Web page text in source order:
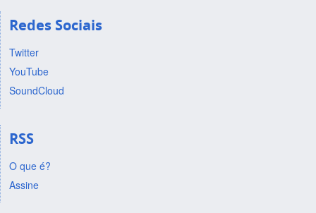
Redes Sociais
Twitter
YouTube
SoundCloud
RSS
O que é?
Assine